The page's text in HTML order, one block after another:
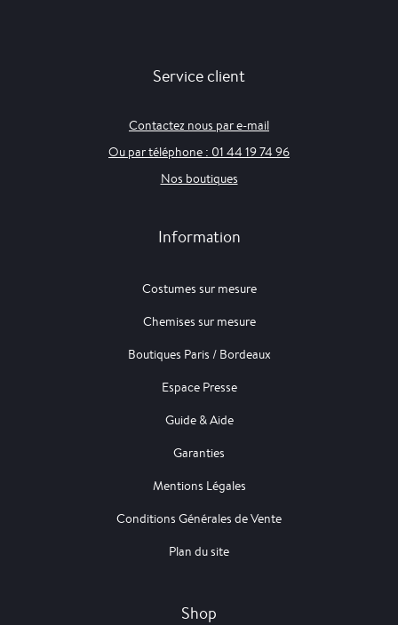
Service client
Contactez nous par e-mail
Ou par téléphone : 01 44 19 74 96
Nos boutiques
Information
Costumes sur mesure
Chemises sur mesure
Boutiques Paris / Bordeaux
Espace Presse
Guide & Aide
Garanties
Mentions Légales
Conditions Générales de Vente
Plan du site
Shop